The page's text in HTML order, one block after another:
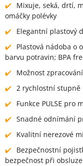
Mixuje, seká, drtí,
omáčky polévky
Elegantní plastový
Plastová nádoba o
barvu potravin; BPA
Možnost
2 rychlostní stupně
Funkce PULSE pro
Snadné odnímání
Kvalitní nerezové
Bezpečnostní
bezpečnost při obsluze